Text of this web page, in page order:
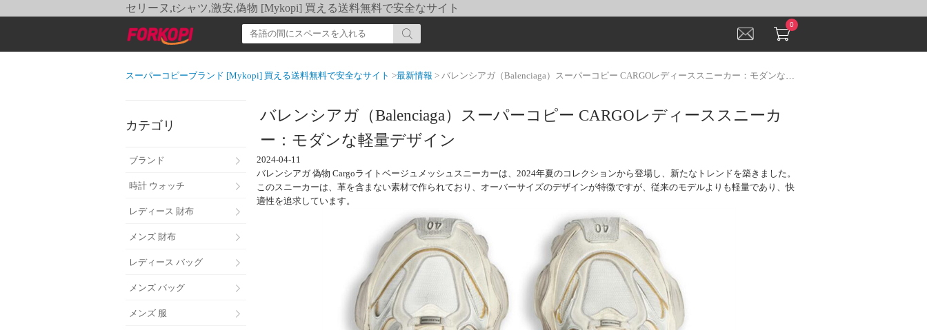
セリーヌ,tシャツ,激安,偽物 [Mykopi] 買える送料無料で安全なサイト
0
スーパーコピーブランド [Mykopi] 買える送料無料で安全なサイト >最新情報 > バレンシアガ（Balenciaga）スーパーコピー CARGOレディーススニーカー：モダンな軽量デザイン
カテゴリ
ブランド
時計 ウォッチ
レディース 財布
メンズ 財布
レディース バッグ
メンズ バッグ
メンズ 服
バレンシアガ（Balenciaga）スーパーコピー CARGOレディーススニーカ
ー：モダンな軽量デザイン
2024-04-11
バレンシアガ 偽物 Cargoライトベージュメッシュスニーカーは、2024年夏のコレクションから登場し、新たなトレンドを築きました。
このスニーカーは、革を含まない素材で作られており、オーバーサイズのデザインが特徴ですが、従来のモデルよりも軽量であり、快
適性を追求しています。